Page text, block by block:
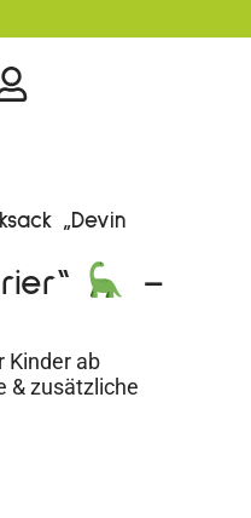
„Devin
–
Kinder ab
& zusätzliche